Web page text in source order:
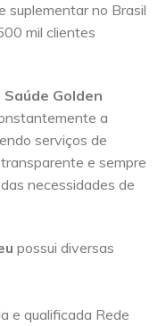
suplementar no Brasil
mil clientes
Saúde Golden
a
serviços de
e sempre
necessidades de
possui diversas
e qualificada Rede